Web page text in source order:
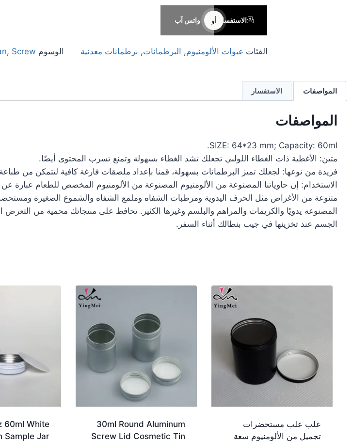
الاستفسار أو واتس آب
الفئات عبوات الألومنيوم, البرطمانات, برطمانات معدنية الوسوم , Screw
المواصفات الاستفسار
المواصفات
SIZE: 64*23 mm; Capacity: 60ml.
متين: الأغطية ذات الغطاء اللولبي تجعلك تشد الغطاء بسهولة وتمنع تسرب المحتوى أيضًا.
فريدة من نوعها: لجعلك تميز البرطمانات بسهولة، قمنا بإعداد ملصقات فارغة كافية لتتمكن من
الاستخدام: إن حاوياتنا المصنوعة من الألومنيوم المصنوعة من الألومنيوم المخصص للطعام عبارة
متنوعة من الأغراض مثل الحرف اليدوية ومرطبات الشفاه وملمع الشفاه والشموع الصغيرة
المصنوعة يدويًا والكريمات والمراهم والبلسم وغيرها الكثير. تحافظ على منتجاتك محمية من
الجسم عند تخزينها في جيب بنطالك أثناء السفر.
علب علب مستحضرات
تجميل من الألومنيوم سعة
30ml Round Aluminum
Screw Lid Cosmetic Tin
60ml White
Sample Jar